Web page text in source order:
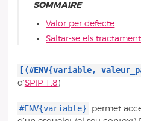
SOMMAIRE
Valor per defecte
Saltar-se els
[(#ENV{variable,
d’SPIP 1.8)
#ENV{variable}
permet